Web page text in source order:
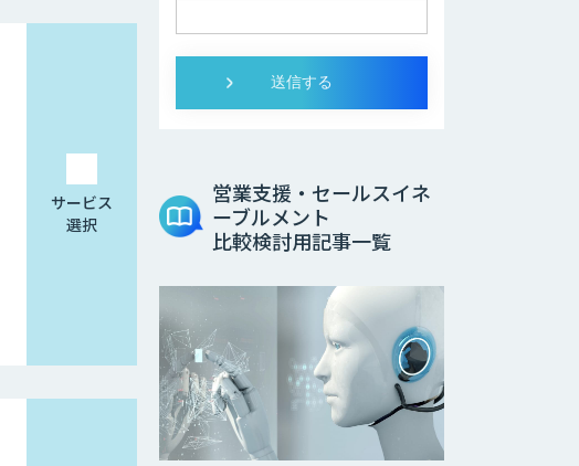
サービス
選択
営業支援・セールスイネ
ーブルメント
比較検討用記事一覧